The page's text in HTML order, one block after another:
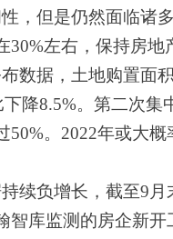
，但是仍然面临诸
左右，保持房
数据，土地购置面
降8.5%。第二次
。2022年或大
续负增长，截至9
库监测的房企新